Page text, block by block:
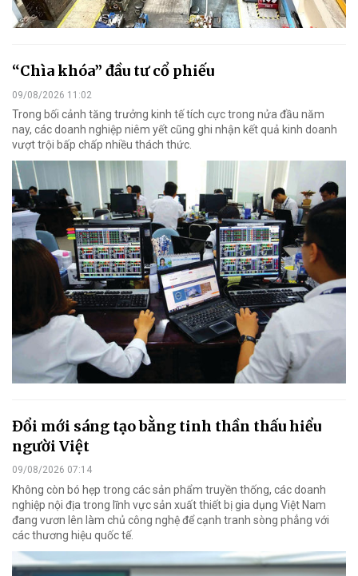
“Chìa khóa” đầu tư cổ phiếu
09/08/2026 11:02
Trong bối cảnh tăng trưởng kinh tế tích cực trong nửa đầu năm
nay, các doanh nghiệp niêm yết cũng ghi nhận kết quả kinh doanh
vượt trội bấp chấp nhiều thách thức.
Đổi mới sáng tạo bằng tinh thần thấu hiểu
người Việt
09/08/2026 07:14
Không còn bó hẹp trong các sản phẩm truyền thống, các doanh
nghiệp nội địa trong lĩnh vực sản xuất thiết bị gia dụng Việt Nam
đang vươn lên làm chủ công nghệ để cạnh tranh sòng phẳng với
các thương hiệu quốc tế.